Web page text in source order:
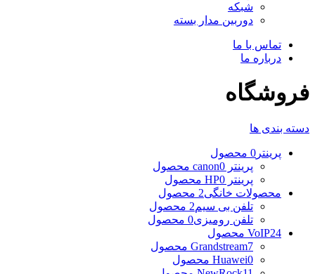
شبکه
دوربین مدار بسته
تماس با ما
درباره ما
فروشگاه
دسته بندی ها
پرینتر 0 محصول
پرینتر canon 0 محصول
پرینتر HP 0 محصول
محصولات خانگی2 محصول
تلفن بی سیم2 محصول
تلفن رومیزی0 محصول
VoIP24 محصول
Grandstream7 محصول
Huawei0 محصول